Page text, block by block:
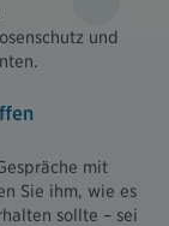
und
mit
Sie ihm, wie es
sollte – sei